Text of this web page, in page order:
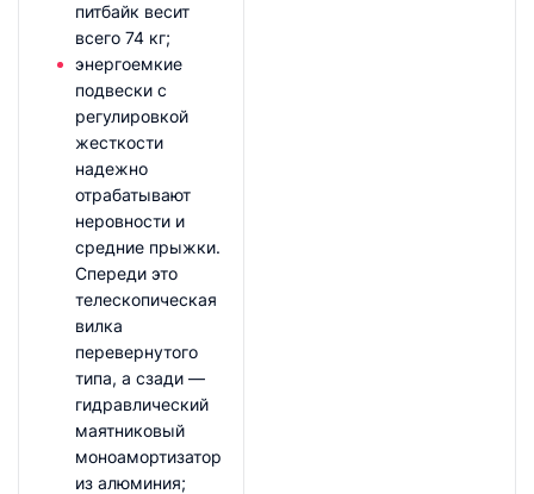
питбайк весит
всего 74 кг;
энергоемкие
подвески с
регулировкой
жесткости
надежно
отрабатывают
неровности и
средние прыжки.
Спереди это
телескопическая
вилка
перевернутого
типа, а сзади —
гидравлический
маятниковый
моноамортизатор
из алюминия;